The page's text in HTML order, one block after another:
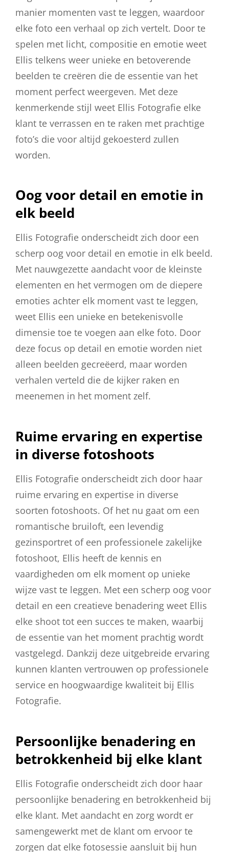
manier momenten vast te leggen, waardoor
elke foto een verhaal op zich vertelt. Door te
spelen met licht, compositie en emotie weet
Ellis telkens weer unieke en betoverende
beelden te creëren die de essentie van het
moment perfect weergeven. Met deze
kenmerkende stijl weet Ellis Fotografie elke
klant te verrassen en te raken met prachtige
foto’s die voor altijd gekoesterd zullen
worden.
Oog voor detail en emotie in
elk beeld
Ellis Fotografie onderscheidt zich door een
scherp oog voor detail en emotie in elk beeld.
Met nauwgezette aandacht voor de kleinste
elementen en het vermogen om de diepere
emoties achter elk moment vast te leggen,
weet Ellis een unieke en betekenisvolle
dimensie toe te voegen aan elke foto. Door
deze focus op detail en emotie worden niet
alleen beelden gecreëerd, maar worden
verhalen verteld die de kijker raken en
meenemen in het moment zelf.
Ruime ervaring en expertise
in diverse fotoshoots
Ellis Fotografie onderscheidt zich door haar
ruime ervaring en expertise in diverse
soorten fotoshoots. Of het nu gaat om een
romantische bruiloft, een levendig
gezinsportret of een professionele zakelijke
fotoshoot, Ellis heeft de kennis en
vaardigheden om elk moment op unieke
wijze vast te leggen. Met een scherp oog voor
detail en een creatieve benadering weet Ellis
elke shoot tot een succes te maken, waarbij
de essentie van het moment prachtig wordt
vastgelegd. Dankzij deze uitgebreide ervaring
kunnen klanten vertrouwen op professionele
service en hoogwaardige kwaliteit bij Ellis
Fotografie.
Persoonlijke benadering en
betrokkenheid bij elke klant
Ellis Fotografie onderscheidt zich door haar
persoonlijke benadering en betrokkenheid bij
elke klant. Met aandacht en zorg wordt er
samengewerkt met de klant om ervoor te
zorgen dat elke fotosessie aansluit bij hun